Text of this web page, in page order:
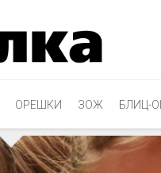
ОРЕШКИ ЗОЖ БЛИЦ-